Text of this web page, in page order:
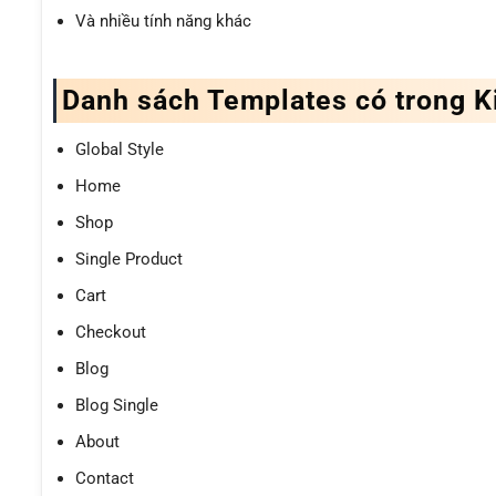
Và nhiều tính năng khác
Danh sách Templates có trong
Global Style
Home
Shop
Single Product
Cart
Checkout
Blog
Blog Single
About
Contact